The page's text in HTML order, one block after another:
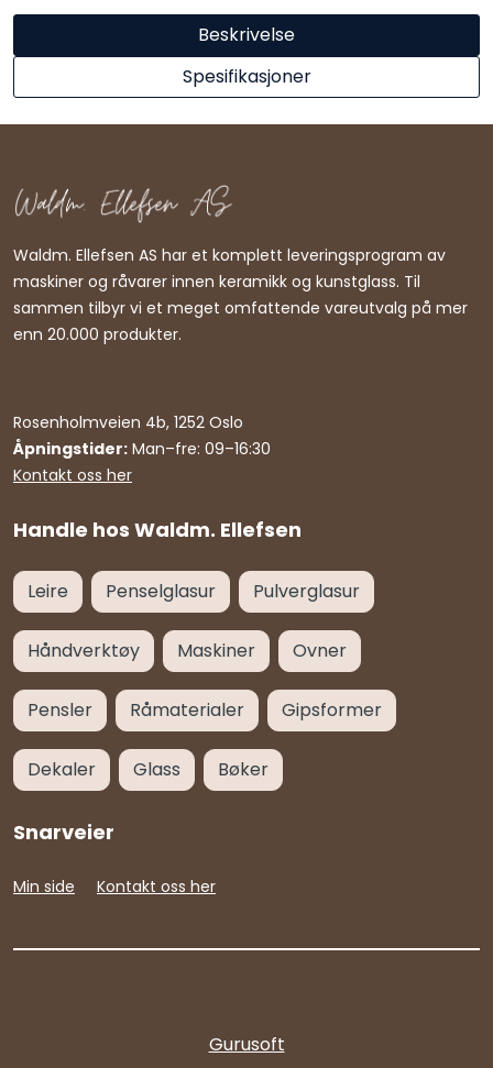
Beskrivelse
Spesifikasjoner
Handle hos Waldm. Ellefsen
Waldm. Ellefsen AS har et komplett leveringsprogram av
maskiner og råvarer innen keramikk og kunstglass. Til
sammen tilbyr vi et meget omfattende vareutvalg på mer
enn 20.000 produkter.
Rosenholmveien 4b, 1252 Oslo
Åpningstider: Man–fre: 09–16:30
Kontakt oss her
Leire Penselglasur Pulverglasur
Håndverktøy Maskiner Ovner
Pensler Råmaterialer Gipsformer
Dekaler Glass Bøker
Min side Kontakt oss her
Snarveier
Gurusoft